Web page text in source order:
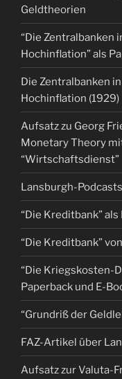
Geldtheorien
“Die Zentralbanken
Hochinflation” als
Die Zentralbanken
Hochinflation (1929)
Aufsatz zu Georg
Monetary Theory
“Wirtschaftsdienst”
Lansburgh-Podcasts
“Die Kreditbank”
“Die Kreditbank”
“Die Kriegskosten-
Paperback und E-
“Grundriß der
FAZ-Artikel über
Aufsatz zur Valuta-